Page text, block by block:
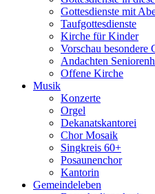
Gottesdienste mit
Taufgottesdienste
Kirche für Kinder
Vorschau besondere
Andachten
Offene Kirche
Musik
Konzerte
Orgel
Dekanatskantorei
Chor Mosaik
Singkreis 60+
Posaunenchor
Kantorin
Gemeindeleben